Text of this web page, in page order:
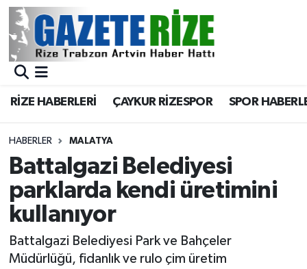
RİZE HABERLERİ ÇAYKUR RİZESPOR SPOR
HABERLER MALATYA
Battalgazi Belediyesi
parklarda kendi üretimini
kullanıyor
Battalgazi Belediyesi Park ve Bahçeler
Müdürlüğü, fidanlık ve rulo çim üretim
BÖLGEMİZ
Asayiş
Rize Jandarma Komutanlığı
Bilim Teknoloji
Advertising news
Merkez Nöbetçi Eczaneler
Merkez Trafik Yoğunluk Haritası
Süper Lig Puan Durumu ve Fikstür
Tüm Manşetler
Son Dakika Haberleri
Haber Arşivi